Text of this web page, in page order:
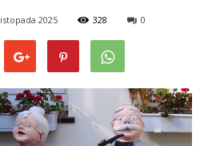
2025 328 0